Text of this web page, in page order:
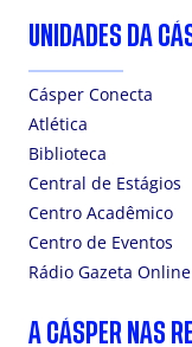
UNIDADES DA
Cásper Conecta
Atlética
Biblioteca
Central de Estágios
Centro Acadêmico
Centro de Eventos
Rádio Gazeta Online
A CÁSPER NAS